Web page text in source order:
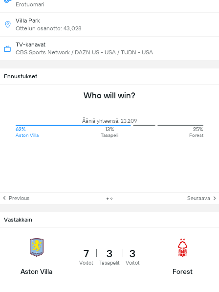
Erotuomari
Villa Park
Ottelun osanotto: 43,028
TV-kanavat
CBS Sports Network / DAZN US - USA / TUDN - USA
Ennustukset
Who will win?
Ääniä yhteensä: 23,209
62%
Aston Villa
13%
Tasapeli
25%
Forest
Previous Seuraava
Vastakkain
Aston Villa
7
Voitot
3
Tasapelit
3
Voitot
Forest